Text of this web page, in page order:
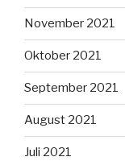
November 2021
Oktober 2021
September 2021
August 2021
Juli 2021